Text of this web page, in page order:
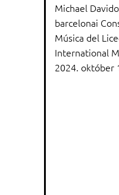
Michael
barcelonai
Música del
International
2024. október